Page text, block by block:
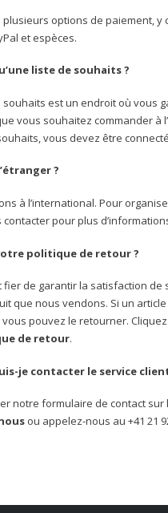
options de paiement, y
et espèces.
liste de souhaits ?
souhaits est un endroit où vous
vous souhaitez commander à
vous devez être
?
à l’international. Pour
pour plus
politique de retour ?
fier de garantir la satisfaction de
que nous vendons. Si un
pouvez le retourner.
de retour.
je contacter le service
notre formulaire de contact sur
ou appelez-nous au +41 21